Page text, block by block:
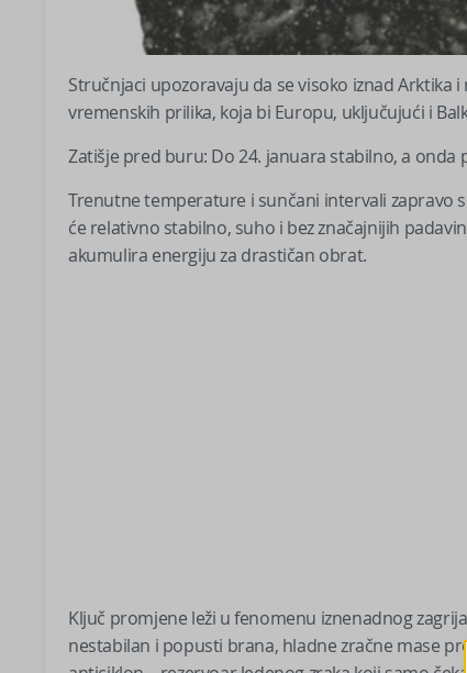
Stručnjaci upozoravaju da se visoko iznad
vremenskih prilika, koja bi Europu, uključujući i
Zatišje pred buru: Do 24. januara stabilno, a onda
Trenutne temperature i sunčani intervali zapravo
će relativno stabilno, suho i bez značajnijih
akumulira energiju za drastičan obrat.
Ključ promjene leži u fenomenu iznenadnog
nestabilan i popusti brana, hladne zračne mase